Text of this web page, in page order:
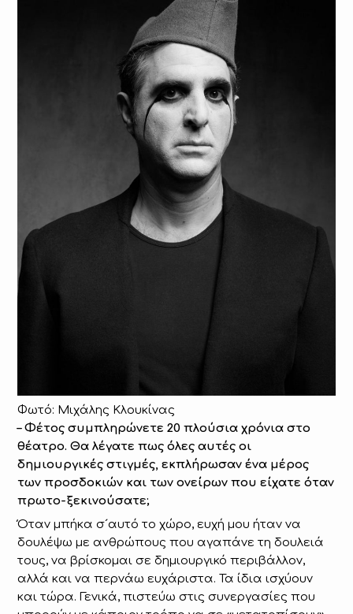
Φωτό: Μιχάλης Κλουκίνας
– Φέτος συμπληρώνετε 20 πλούσια χρόνια στο
θέατρο. Θα λέγατε πως όλες αυτές οι
δημιουργικές στιγμές, εκπλήρωσαν ένα μέρος
των προσδοκιών και των ονείρων που είχατε όταν
πρωτο-ξεκινούσατε;
Όταν μπήκα σ´αυτό το χώρο, ευχή μου ήταν να
δουλέψω με ανθρώπους που αγαπάνε τη δουλειά
τους, να βρίσκομαι σε δημιουργικό περιβάλλον,
αλλά και να περνάω ευχάριστα. Τα ίδια ισχύουν
και τώρα. Γενικά, πιστεύω στις συνεργασίες που